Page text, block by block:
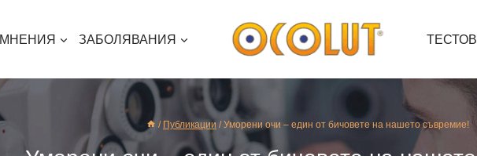
МНЕНИЯ ЗАБОЛЯВАНИЯ
/ Публикации / Уморени очи – един от бичовете на нашето съвремие!